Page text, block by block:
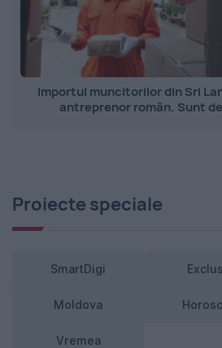
Importul muncitorilor din Sri
antreprenor român. Sunt
Proiecte speciale
SmartDigi
Moldova
Vremea